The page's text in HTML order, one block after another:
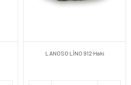
LANOSO LİNO 912 Haki